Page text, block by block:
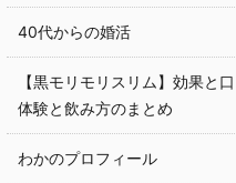
40代からの婚活
【黒モリモリスリム】効果と
体験と飲み方のまとめ
わかのプロフィール